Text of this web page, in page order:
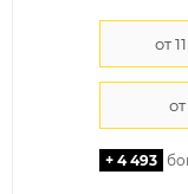
+ 4 493